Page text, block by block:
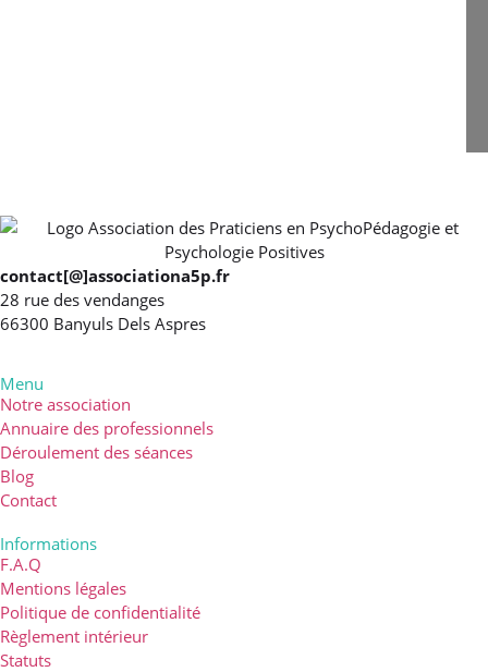
contact[@]associationa5p.fr
28 rue des vendanges
66300 Banyuls Dels Aspres
Menu
Notre association
Annuaire des professionnels
Déroulement des séances
Blog
Contact
Informations
F.A.Q
Mentions légales
Politique de confidentialité
Règlement intérieur
Statuts